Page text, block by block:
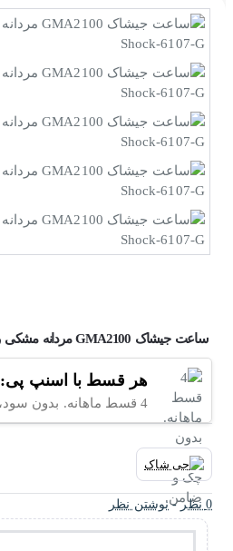
ساعت جیشاک GMA2100 مردانه مشکی رنگین کمانی G-Shock-6107-G
هر قسط با اسنپ پی:
4 قسط ماهانه. بدون سود، چک و ضامن.
0 نظر - نوشتن نظر